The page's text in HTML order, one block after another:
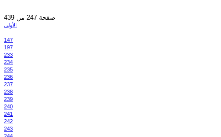
صفحة 247 من 439
الأولى
147
197
233
234
235
236
237
238
239
240
241
242
243